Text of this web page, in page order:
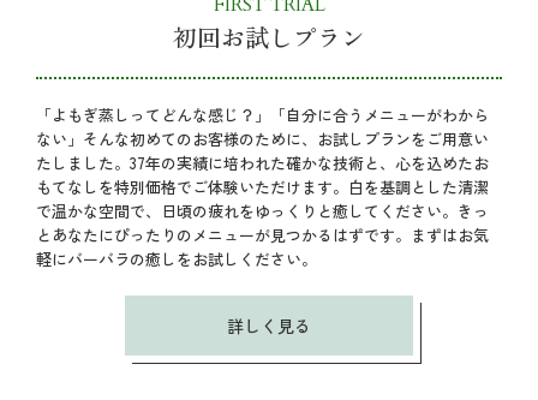
初回お試しプラン
「よもぎ蒸しってどんな感じ？」「自分に合うメニューがわから
ない」そんな初めてのお客様のために、お試しプランをご用意い
たしました。37年の実績に培われた確かな技術と、心を込めたお
もてなしを特別価格でご体験いただけます。白を基調とした清潔
で温かな空間で、日頃の疲れをゆっくりと癒してください。きっ
とあなたにぴったりのメニューが見つかるはずです。まずはお気
軽にバーバラの癒しをお試しください。
詳しく見る